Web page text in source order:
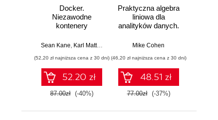
Docker.
Niezawodne
kontenery
Praktyczne
Wydanie III
Sean Kane Karl Matthias
(52,20 zł najniższa cena z 30 dni)
52.20 zł
87.00zł (-40%)
Praktyczna algebra
liniowa dla
analityków danych.
koncepcji do
aplikacji w
Pythonie
Mike Cohen
(46,20 zł najniższa cena z 30 dni)
48.51 zł
77.00zł (-37%)